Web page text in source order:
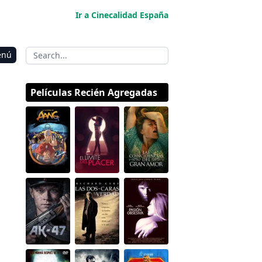
Ir a Cinecalidad España
Películas Recién Agregadas